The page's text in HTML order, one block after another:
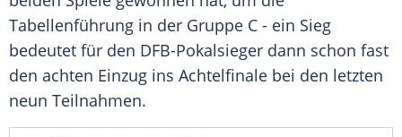
Tabellenführung in der Gruppe C - ein Sieg
bedeutet für den DFB-Pokalsieger dann schon fast
den achten Einzug ins Achtelfinale bei den letzten
neun Teilnahmen.